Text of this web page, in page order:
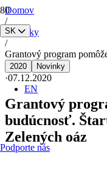
SK
EN
Podporte nás
Domov
/
Novinky
/
Grantový program
2020 Novinky
·07.12.2020
Grantový
budúcnosť.
Zelených oáz